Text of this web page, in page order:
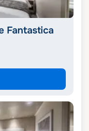
Fantastica